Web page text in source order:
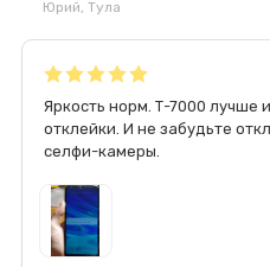
Юрий , Тула
Яркость норм. Т-7000 лучше
отклейки. И не забудьте
селфи-камеры.